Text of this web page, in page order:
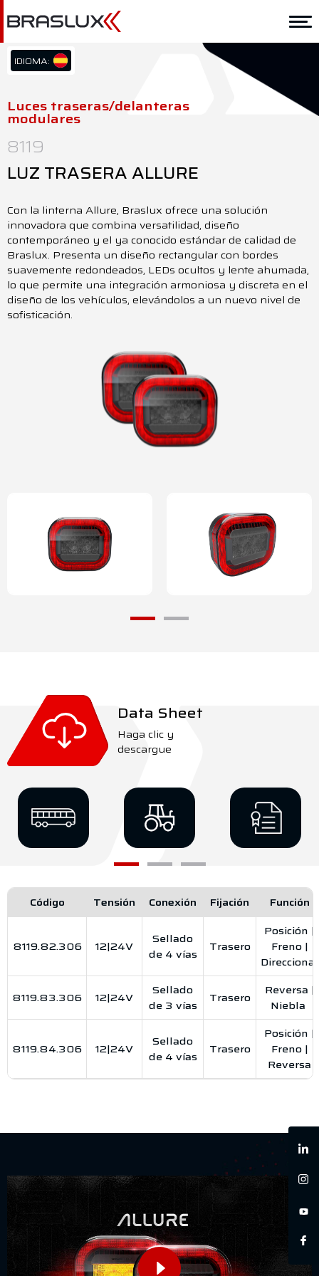
Home
Braslux
Aplicación
Downloads
Contacto
IDIOMA:
PT/BR
ES/ES
Luces traseras/delanteras
modulares
8119
LUZ TRASERA ALLURE
Con la linterna Allure, Braslux ofrece una solución
innovadora que combina versatilidad, diseño
contemporáneo y el ya conocido estándar de calidad de
Braslux. Presenta un diseño rectangular con bordes
suavemente redondeados, LEDs ocultos y lente ahumada,
lo que permite una integración armoniosa y discreta en el
diseño de los vehículos, elevándolos a un nuevo nivel de
sofisticación.
Data Sheet
Haga clic y
descargue
Código Tensión Conexión Fijación Función
8119.82.306 12|24V
Sellado
de 4 vías
Trasero
Posición |
Freno |
Direccional
8119.83.306 12|24V
Sellado
de 3 vías
Trasero
Reversa |
Niebla
8119.84.306 12|24V
Sellado
de 4 vías
Trasero
Posición |
Freno |
Reversa